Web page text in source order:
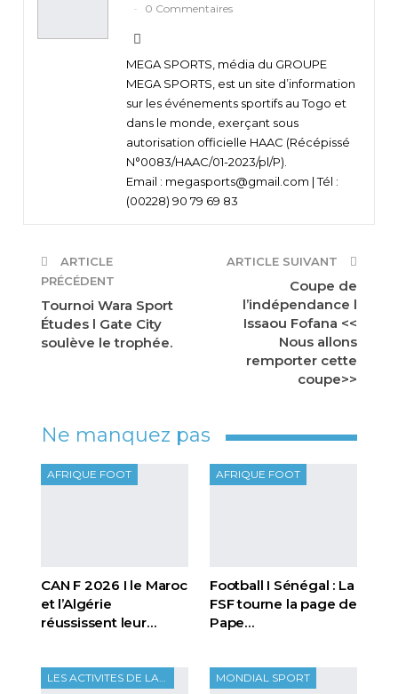
0 Commentaires
MEGA SPORTS, média du GROUPE
MEGA SPORTS, est un site d’information
sur les événements sportifs au Togo et
dans le monde, exerçant sous
autorisation officielle HAAC (Récépissé
N°0083/HAAC/01-2023/pl/P).
Email : megasports@gmail.com | Tél :
(00228) 90 79 69 83
ARTICLE
PRÉCÉDENT
Tournoi Wara Sport
Études l Gate City
soulève le trophée.
ARTICLE SUIVANT
Coupe de
l’indépendance l
Issaou Fofana <<
Nous allons
remporter cette
coupe>>
Ne manquez pas
AFRIQUE FOOT
CAN F 2026 I le Maroc
et l’Algérie
réussissent leur…
AFRIQUE FOOT
Football I Sénégal : La
FSF tourne la page de
Pape…
MONDIAL SPORT